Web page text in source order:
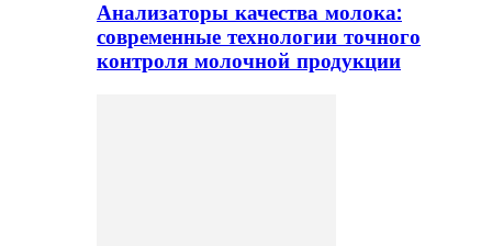
Анализаторы качества молока:
современные технологии точного
контроля молочной продукции